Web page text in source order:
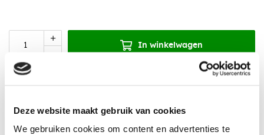
Deze website maakt gebruik van cookies
We gebruiken cookies om content en advertenties te
In winkelwagen
Aanbevolen accessoires